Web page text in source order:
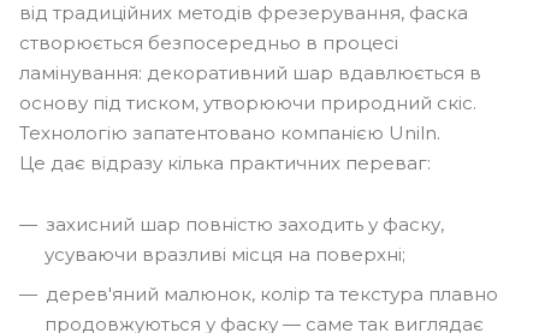
від традиційних методів фрезерування, фаска
створюється безпосередньо в процесі
ламінування: декоративний шар вдавлюється в
основу під тиском, утворюючи природний скіс.
Технологію запатентовано компанією Uniln.
Це дає відразу кілька практичних переваг:
захисний шар повністю заходить у фаску,
усуваючи вразливі місця на поверхні;
дерев'яний малюнок, колір та текстура плавно
продовжуються у фаску — саме так виглядає